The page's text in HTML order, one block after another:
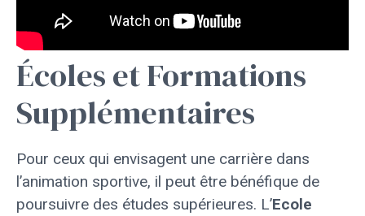
Écoles et Formations
Supplémentaires
Pour ceux qui envisagent une carrière dans
l’animation sportive, il peut être bénéfique de
poursuivre des études supérieures. L’Ecole